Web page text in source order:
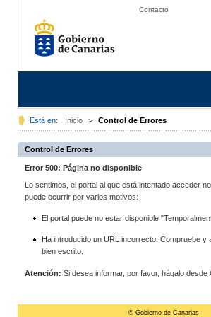
Contacto
Está en: Inicio > Control de Errores
Control de Errores
Error 500: Página no disponible
Lo sentimos, el portal al que está intentado acceder
puede ocurrir por varios motivos:
El portal puede no estar disponible
Ha introducido un URL incorrecto. Compruebe y
bien escrito.
Atención: Si desea informar, por favor, hágalo desde
© Gobierno de Canarias